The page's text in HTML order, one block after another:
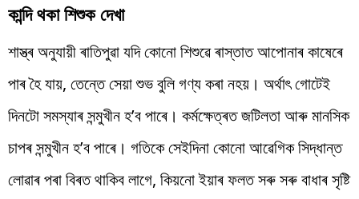
কান্দি থকা শিশুক দেখা
শাস্ত্ৰ অনুযায়ী ৰাতিপুৱা যদি কোনো শিশুৱে ৰাস্তাত আপোনাৰ কাষেৰে
পাৰ হৈ যায়, তেন্তে সেয়া শুভ বুলি গণ্য কৰা নহয়। অৰ্থাৎ গোটেই
দিনটো সমস্যাৰ সন্মুখীন হ’ব পাৰে। কৰ্মক্ষেত্ৰত জটিলতা আৰু মানসিক
চাপৰ সন্মুখীন হ’ব পাৰে। গতিকে সেইদিনা কোনো আৱেগিক সিদ্ধান্ত
লোৱাৰ পৰা বিৰত থাকিব লাগে, কিয়নো ইয়াৰ ফলত সৰু সৰু বাধাৰ সৃষ্টি